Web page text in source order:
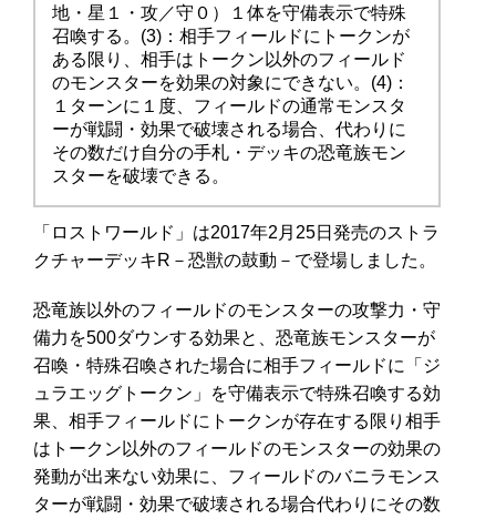
地・星１・攻／守０）１体を守備表示で特殊
召喚する。(3)：相手フィールドにトークンが
ある限り、相手はトークン以外のフィールド
のモンスターを効果の対象にできない。(4)：
１ターンに１度、フィールドの通常モンスタ
ーが戦闘・効果で破壊される場合、代わりに
その数だけ自分の手札・デッキの恐竜族モン
スターを破壊できる。
「ロストワールド」は2017年2月25日発売のストラ
クチャーデッキR－恐獣の鼓動－で登場しました。
恐竜族以外のフィールドのモンスターの攻撃力・守
備力を500ダウンする効果と、恐竜族モンスターが
召喚・特殊召喚された場合に相手フィールドに「ジ
ュラエッグトークン」を守備表示で特殊召喚する効
果、相手フィールドにトークンが存在する限り相手
はトークン以外のフィールドのモンスターの効果の
発動が出来ない効果に、フィールドのバニラモンス
ターが戦闘・効果で破壊される場合代わりにその数